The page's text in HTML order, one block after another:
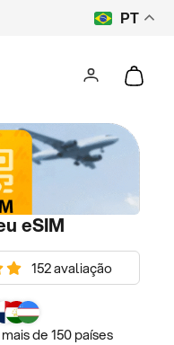
PT
eSIM
152 avaliação
de 150 países